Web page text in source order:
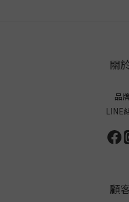
關
品
LINE
顧